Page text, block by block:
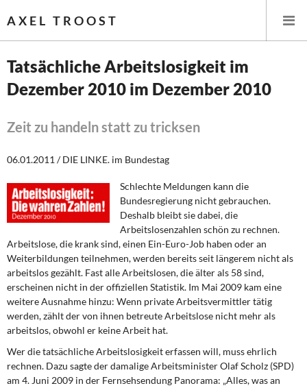
AXEL TROOST
Startseite
Themen
Leitlinien linker Wirtschafts- und Finanzpolitik
Wirtschaftspolitik
Steuer- und Finanzpolitik
Öffentliche Infrastruktur und Daseinsvorsorge
Eurokrise und Griechenland
DIE LINKE
Weitere Themen
Memo-Gruppe
Tatsächliche Arbeitslosigkeit im
Dezember 2010 im Dezember 2010
Zeit zu handeln statt zu tricksen
06.01.2011 / DIE LINKE. im Bundestag
Schlechte Meldungen kann die
Bundesregierung nicht gebrauchen.
Deshalb bleibt sie dabei, die
Arbeitslosenzahlen schön zu rechnen.
Arbeitslose, die krank sind, einen Ein-Euro-Job haben oder an
Weiterbildungen teilnehmen, werden bereits seit längerem nicht als
arbeitslos gezählt. Fast alle Arbeitslosen, die älter als 58 sind,
erscheinen nicht in der offiziellen Statistik. Im Mai 2009 kam eine
weitere Ausnahme hinzu: Wenn private Arbeitsvermittler tätig
werden, zählt der von ihnen betreute Arbeitslose nicht mehr als
arbeitslos, obwohl er keine Arbeit hat.
Wer die tatsächliche Arbeitslosigkeit erfassen will, muss ehrlich
rechnen. Dazu sagte der damalige Arbeitsminister Olaf Scholz (SPD)
am 4. Juni 2009 in der Fernsehsendung Panorama: „Alles, was an